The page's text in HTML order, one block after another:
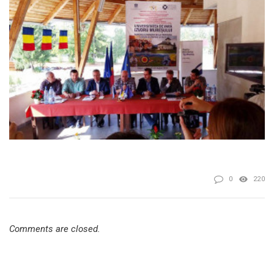
0 220
Comments are closed.